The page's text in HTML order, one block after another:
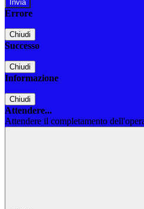
Errore
Chiudi
Successo
Chiudi
Informazione
Chiudi
Attendere...
Attendere il completamento